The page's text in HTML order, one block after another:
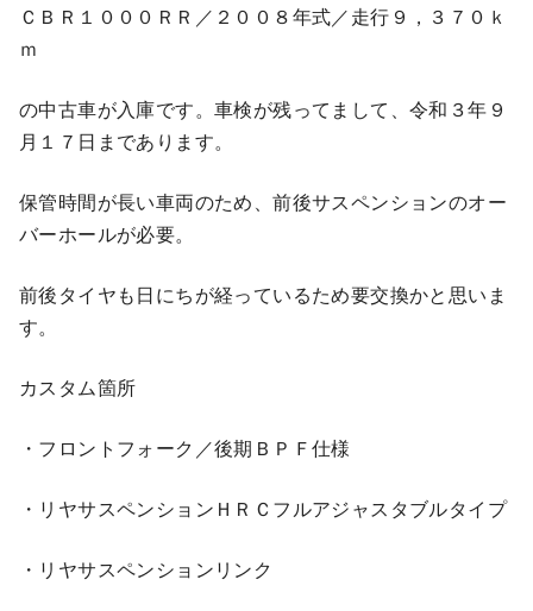
ＣＢＲ１０００ＲＲ／２００８年式／走行９，３７０ｋ
ｍ
の中古車が入庫です。車検が残ってまして、令和３年９
月１７日まであります。
保管時間が長い車両のため、前後サスペンションのオー
バーホールが必要。
前後タイヤも日にちが経っているため要交換かと思いま
す。
カスタム箇所
・フロントフォーク／後期ＢＰＦ仕様
・リヤサスペンションＨＲＣフルアジャスタブルタイプ
・リヤサスペンションリンク